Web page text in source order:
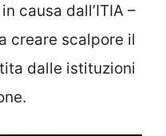
causa dall’ITIA –
creare scalpore il
dalle istituzioni